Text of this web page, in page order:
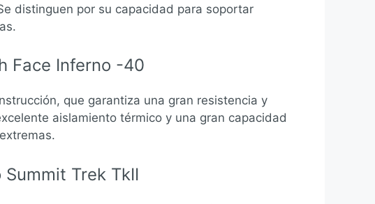
distinguen por su capacidad para soportar
Face Inferno -40
que garantiza una gran resistencia y
aislamiento térmico y una gran capacidad
Trek TkII